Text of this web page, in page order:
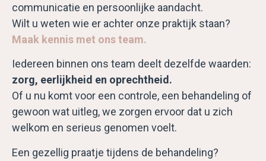
communicatie en persoonlijke aandacht.
Wilt u weten wie er achter onze praktijk staan?
Maak kennis met ons team.
Iedereen binnen ons team deelt dezelfde waarden:
zorg, eerlijkheid en oprechtheid.
Of u nu komt voor een controle, een behandeling of
gewoon wat uitleg, we zorgen ervoor dat u zich
welkom en serieus genomen voelt.
Een gezellig praatje tijdens de behandeling?